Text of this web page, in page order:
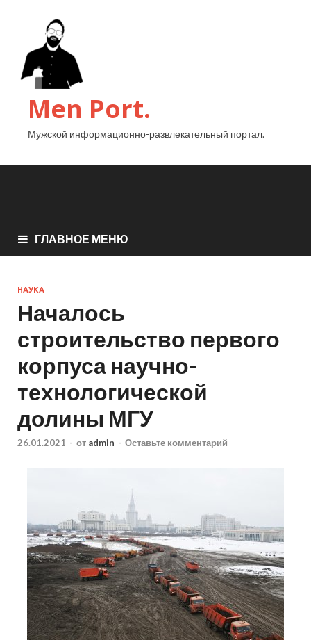
Men Port.
Мужской информационно-развлекательный портал.
ГЛАВНОЕ МЕНЮ
НАУКА
Началось
строительство первого
корпуса научно-
технологической
долины МГУ
26.01.2021 - от admin - Оставьте комментарий